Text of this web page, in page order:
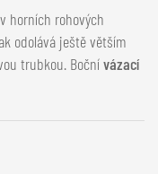
v horních rohových
odolává ještě větším
trubkou. Bočnívázací